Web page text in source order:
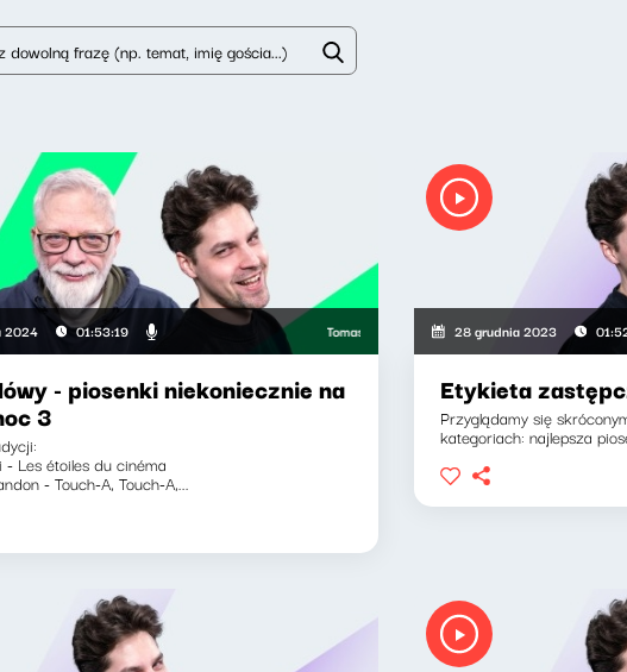
2024 01:53:19 Tomasz Raczek, Kacper Siedlecki
- piosenki niekoniecznie na
3
- Les étoiles du cinéma
- Touch-A, Touch-A,...
28 grudnia 2023
Etykieta
Przyglądamy się
kategoriach: najlepsza